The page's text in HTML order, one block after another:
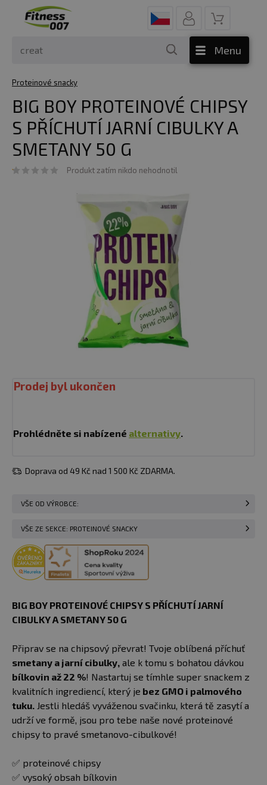
Menu
Proteinové snacky
BIG BOY PROTEINOVÉ CHIPSY
S PŘÍCHUTÍ JARNÍ CIBULKY A
SMETANY 50 G
Produkt zatím nikdo nehodnotil
Prodej byl ukončen
Prohlédněte si nabízené alternativy.
Doprava od 49 Kč nad 1 500 Kč ZDARMA.
VŠE OD VÝROBCE:
VŠE ZE SEKCE: PROTEINOVÉ SNACKY
BIG BOY PROTEINOVÉ CHIPSY S PŘÍCHUTÍ JARNÍ
CIBULKY A SMETANY 50 G
Připrav se na chipsový převrat! Tvoje oblíbená příchuť
smetany a jarní cibulky, ale k tomu s bohatou dávkou
bílkovin až 22 %! Nastartuj se tímhle super snackem z
kvalitních ingrediencí, který je bez GMO i palmového
tuku. Jestli hledáš vyváženou svačinku, která tě zasytí a
udrží ve formě, jsou pro tebe naše nové proteinové
chipsy to pravé smetanovo-cibulkové!
✅ proteinové chipsy
✅ vysoký obsah bílkovin